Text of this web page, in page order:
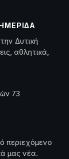
Δυτική
αθλητικά,
73
περιεχόμενο
μας νέα.